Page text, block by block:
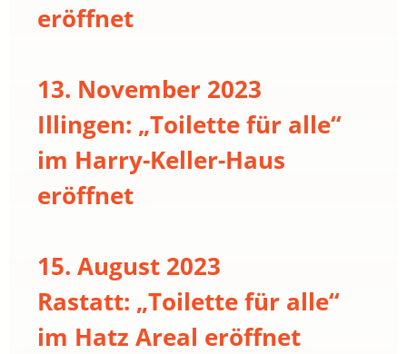
eröffnet
13. November 2023
Illingen: „Toilette für alle“
im Harry-Keller-Haus
eröffnet
15. August 2023
Rastatt: „Toilette für alle“
im Hatz Areal eröffnet